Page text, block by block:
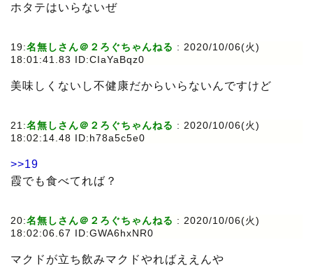
ホタテはいらないぜ
19:名無しさん＠２ろぐちゃんねる : 2020/10/06(火)
18:01:41.83 ID:CIaYaBqz0
美味しくないし不健康だからいらないんですけど
21:名無しさん＠２ろぐちゃんねる : 2020/10/06(火)
18:02:14.48 ID:h78a5c5e0
>>19
霞でも食べてれば？
20:名無しさん＠２ろぐちゃんねる : 2020/10/06(火)
18:02:06.67 ID:GWA6hxNR0
マクドが立ち飲みマクドやればええんや